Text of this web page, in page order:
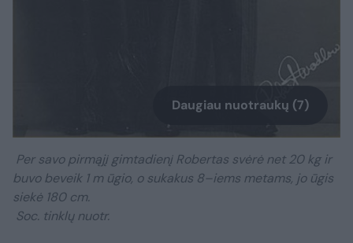
Daugiau nuotraukų (7)
Per savo pirmąjį gimtadienį Robertas svėrė net 20 kg ir
buvo beveik 1 m ūgio, o sukakus 8–iems metams, jo ūgis
siekė 180 cm.
Soc. tinklų nuotr.